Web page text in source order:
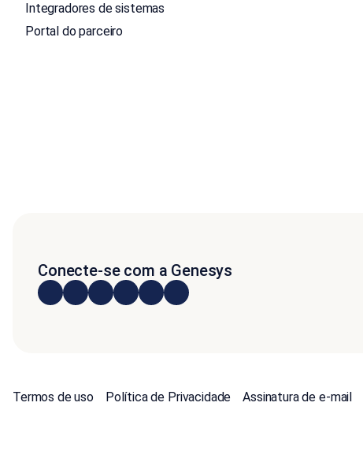
Integradores de sistemas
Portal do parceiro
Conecte-se com a Genesys
Termos de uso Política de Privacidade Assinatura de e-mail